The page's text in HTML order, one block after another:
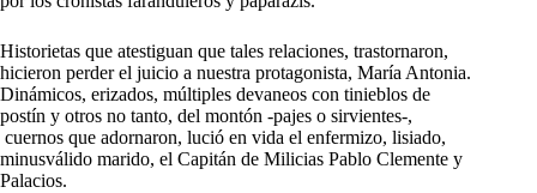
Historietas que atestiguan que tales relaciones, trastornaron,
hicieron perder el juicio a nuestra protagonista, María Antonia.
Dinámicos, erizados, múltiples devaneos con tinieblos de
postín y otros no tanto, del montón -pajes o sirvientes-,
cuernos que adornaron, lució en vida el enfermizo, lisiado,
minusválido marido, el Capitán de Milicias Pablo Clemente y
Palacios.